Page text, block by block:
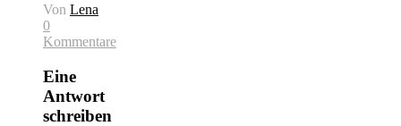
Von Lena
0
Kommentare
Eine
Antwort
schreiben